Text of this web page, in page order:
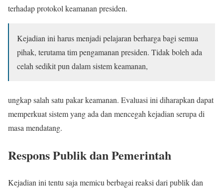
terhadap protokol keamanan presiden.
Kejadian ini harus menjadi pelajaran berharga bagi semua
pihak, terutama tim pengamanan presiden. Tidak boleh ada
celah sedikit pun dalam sistem keamanan,
ungkap salah satu pakar keamanan. Evaluasi ini diharapkan dapat
memperkuat sistem yang ada dan mencegah kejadian serupa di
masa mendatang.
Respons Publik dan Pemerintah
Kejadian ini tentu saja memicu berbagai reaksi dari publik dan